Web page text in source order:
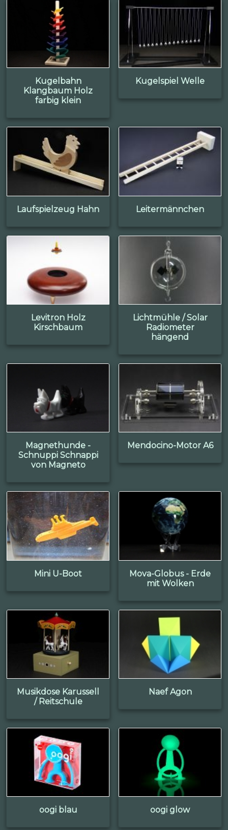
Kugelbahn
Klangbaum Holz
farbig klein
Kugelspiel Welle
Laufspielzeug Hahn Leitermännchen
Levitron Holz
Kirschbaum
Lichtmühle / Solar
Radiometer
hängend
Magnethunde -
Schnuppi Schnappi
von Magneto
Mendocino-Motor A6
Mini U-Boot
Mova-Globus - Erde
mit Wolken
Musikdose Karussell
/ Reitschule
Naef Agon
oogi blau oogi glow